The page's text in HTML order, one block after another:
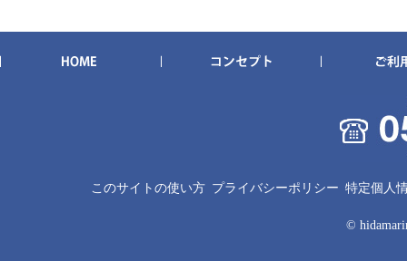
このサイトの使い方 プライバシーポリシー 特定個人
©